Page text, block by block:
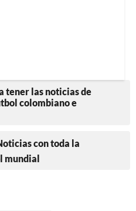
tener las noticias de
colombiano e
con toda la
mundial